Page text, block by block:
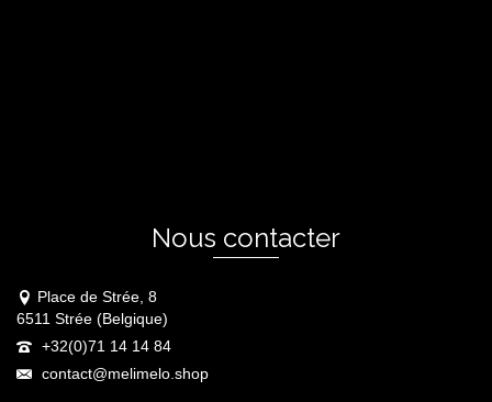
Nous contacter
Place de Strée, 8
6511 Strée (Belgique)
+32(0)71 14 14 84
contact@melimelo.shop